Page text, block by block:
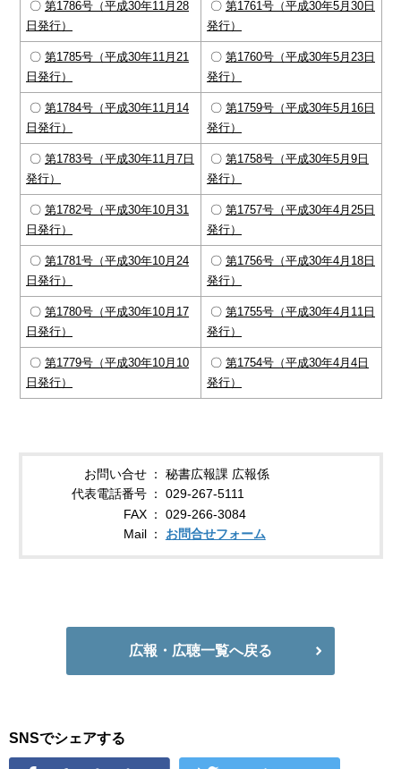
〇 第1786号（平成30年11月28
日発行）
〇 第1761号（平成30年5月30日
発行）
〇 第1785号（平成30年11月21
日発行）
〇 第1760号（平成30年5月23日
発行）
〇 第1784号（平成30年11月14
日発行）
〇 第1759号（平成30年5月16日
発行）
〇 第1783号（平成30年11月7日
発行）
〇 第1758号（平成30年5月9日
発行）
〇 第1782号（平成30年10月31
日発行）
〇 第1757号（平成30年4月25日
発行）
〇 第1781号（平成30年10月24
日発行）
〇 第1756号（平成30年4月18日
発行）
〇 第1780号（平成30年10月17
日発行）
〇 第1755号（平成30年4月11日
発行）
〇 第1779号（平成30年10月10
日発行）
〇 第1754号（平成30年4月4日
発行）
お問い合せ
秘書広報課 広報係
代表電話番号
029-267-5111
FAX
029-266-3084
Mail
お問合せフォーム
広報・広聴一覧へ戻る
SNSでシェアする